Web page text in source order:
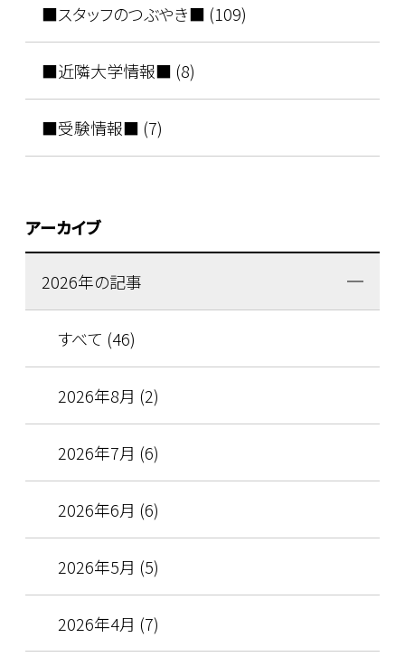
■スタッフのつぶやき■ (109)
■近隣大学情報■ (8)
■受験情報■ (7)
アーカイブ
2026年の記事
すべて (46)
2026年8月 (2)
2026年7月 (6)
2026年6月 (6)
2026年5月 (5)
2026年4月 (7)